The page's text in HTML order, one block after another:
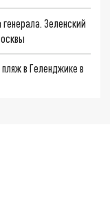
Зеленский
в Геленджике в